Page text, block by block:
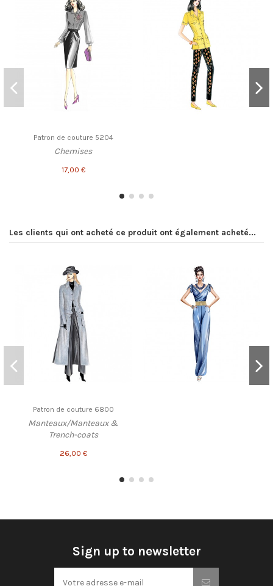
Patron de couture 5204
Chemises
17,00 €
Les clients qui ont acheté ce produit ont également acheté...
Patron de couture 6800
Manteaux/Manteaux &
Trench-coats
26,00 €
Sign up to newsletter